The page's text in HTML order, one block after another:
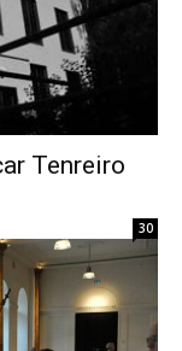
Tenreiro
30